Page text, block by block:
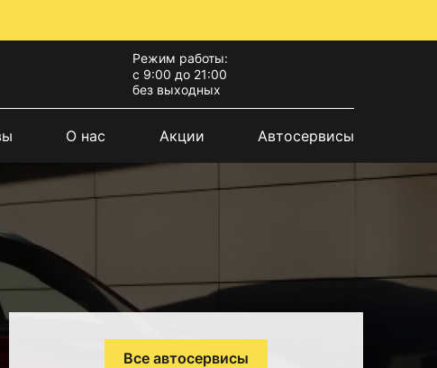
Режим работы:
с 9:00 до 21:00
без выходных
О нас Акции Автосервисы
Все автосервисы